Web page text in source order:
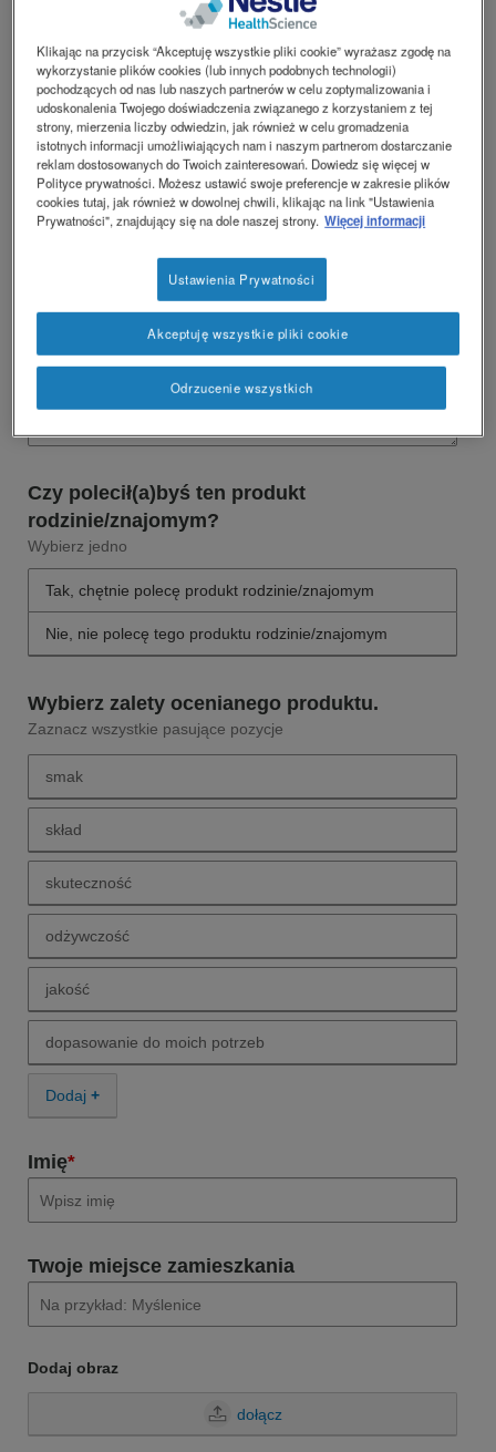
revamp
Social
revamp
v2
Przełącz tryb
Tytuł opinii*
Twoja ocena*
Dawać
Twoja
ocena
Dawać
Twoja
ocena
Dawać
Twoja
ocena
Dawać
Twoja
Dawać
Twoja
ocena
Czy polecił(a)byś ten produkt
rodzinie/znajomym?
Wybierz jedno
Tak, chętnie polecę produkt rodzinie/znajomym
Nie, nie polecę tego produktu rodzinie/znajomym
Wybierz zalety ocenianego produktu.
Zaznacz wszystkie pasujące pozycje
smak
skład
skuteczność
odżywczość
jakość
dopasowanie do moich potrzeb
Dodaj
Imię*
Twoje miejsce zamieszkania
Dodaj obraz
dołącz
Klikając na przycisk “Akceptuję wszystkie pliki cookie” wyrażasz zgodę na
wykorzystanie plików cookies (lub innych podobnych technologii)
pochodzących od nas lub naszych partnerów w celu zoptymalizowania i
udoskonalenia Twojego doświadczenia związanego z korzystaniem z tej
strony, mierzenia liczby odwiedzin, jak również w celu gromadzenia
istotnych informacji umożliwiających nam i naszym partnerom dostarczanie
reklam dostosowanych do Twoich zainteresowań. Dowiedz się więcej w
Polityce prywatności. Możesz ustawić swoje preferencje w zakresie plików
cookies tutaj, jak również w dowolnej chwili, klikając na link "Ustawienia
Prywatności", znajdujący się na dole naszej strony. Więcej informacji
Ustawienia Prywatności
Odrzucenie wszystkich
Akceptuję wszystkie pliki cookie